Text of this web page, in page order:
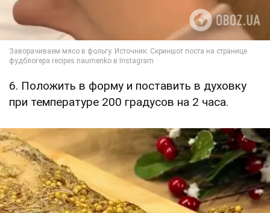
6. Положить в форму и поставить в духовку
при температуре 200 градусов на 2 часа.